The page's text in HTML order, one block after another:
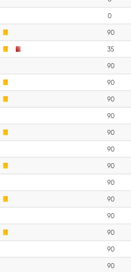
0
90
35
90
90
90
90
90
90
90
90
90
90
90
90
90